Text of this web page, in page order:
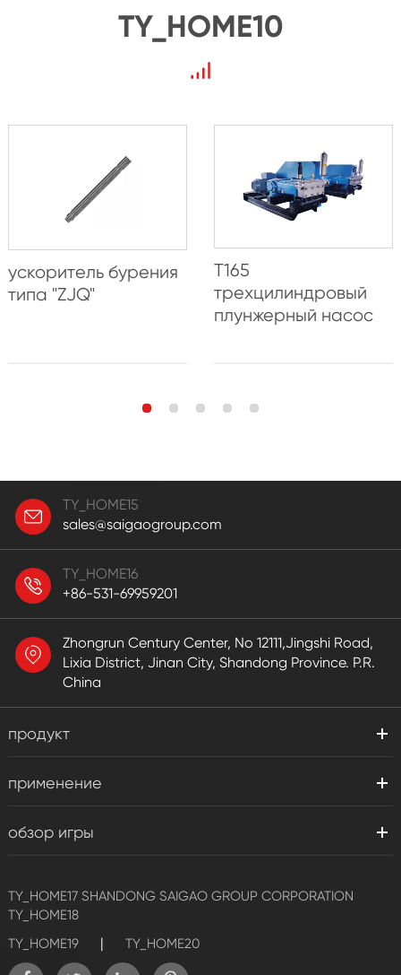
TY_HOME10
ускоритель бурения
типа "ZJQ"
T165
трехцилиндровый
плунжерный насос
TY_HOME15
sales@saigaogroup.com
TY_HOME16
+86-531-69959201
Zhongrun Century Center, No 12111,Jingshi Road,
Lixia District, Jinan City, Shandong Province. P.R.
China
продукт
применение
обзор игры
TY_HOME17 SHANDONG SAIGAO GROUP CORPORATION
TY_HOME18
TY_HOME19
| TY_HOME20